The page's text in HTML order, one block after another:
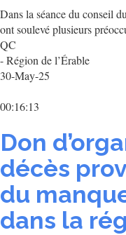
Dans la séance du conseil
ont soulevé plusieurs
QC
- Région de l’Érable
30-May-25
00:16:13
Don
décès
du
dans la